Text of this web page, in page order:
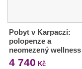
Pobyt v Karpaczi:
polopenze a
neomezený wellness
4 740 Kč